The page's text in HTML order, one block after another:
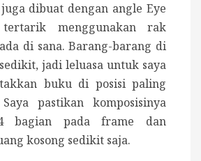
dibuat dengan angle Eye
menggunakan rak
di sana. Barang-barang di
jadi leluasa untuk saya
buku di posisi paling
pastikan komposisinya
bagian pada frame dan
kosong sedikit saja.